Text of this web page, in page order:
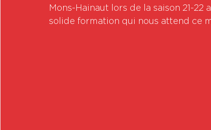
Mons-Hainaut lors de la saison 21-
solide formation qui nous attend ce